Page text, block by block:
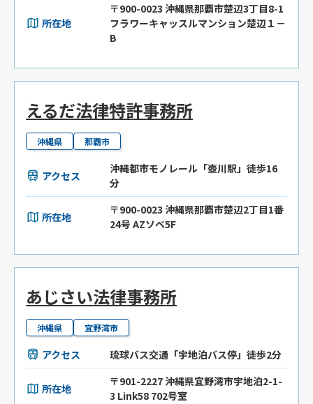
所在地
〒900-0023 沖縄県那覇市楚辺3丁目8-1
フラワーキャッスルマンション楚辺１－
B
えるだ法律特許事務所
沖縄県 那覇市
アクセス
沖縄都市モノレール「壺川駅」徒歩16
分
所在地
〒900-0023 沖縄県那覇市楚辺2丁目1番
24号 AZソベ5F
あじさい法律事務所
沖縄県 宜野湾市
アクセス 琉球バス交通「宇地泊バス停」徒歩2分
所在地
〒901-2227 沖縄県宜野湾市宇地泊2-1-
3 Link58 702号室